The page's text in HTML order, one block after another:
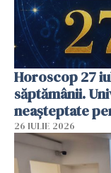
Horoscop 27
săptămânii.
neașteptate
26 IULIE 2026